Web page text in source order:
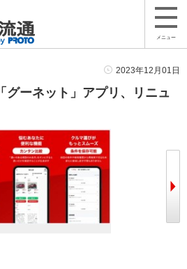
メニュー
2023年12月01日
グーネット」アプリ、リニュ